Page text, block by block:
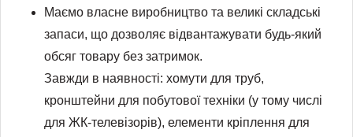
Маємо власне виробництво та великі складські
запаси, що дозволяє відвантажувати будь-який
обсяг товару без затримок.
Завжди в наявності: хомути для труб,
кронштейни для побутової техніки (у тому числі
для ЖК-телевізорів), елементи кріплення для